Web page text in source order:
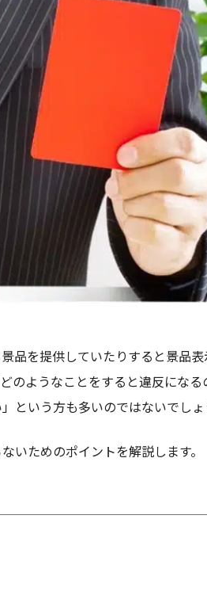
品を提供していたりすると景品
のようなことをすると違反になる
という方も多いのではないでしょ
いためのポイントを解説します。